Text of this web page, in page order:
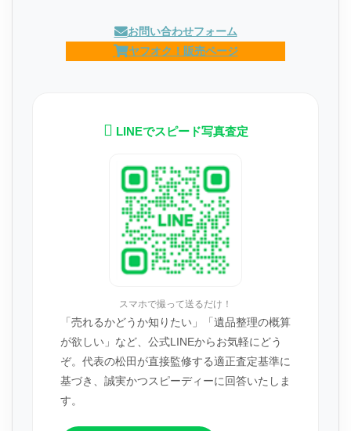
お問い合わせフォーム
ヤフオク！販売ページ
LINEでスピード写真査定
スマホで撮って送るだけ！
「売れるかどうか知りたい」「遺品整理の概算
が欲しい」など、公式LINEからお気軽にどう
ぞ。代表の松田が直接監修する適正査定基準に
基づき、誠実かつスピーディーに回答いたしま
す。